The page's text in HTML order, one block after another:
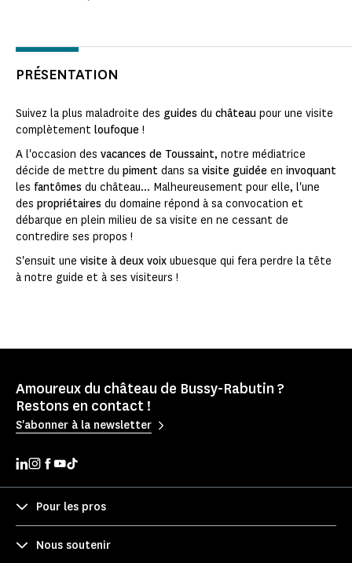
PRÉSENTATION
Suivez la plus maladroite des guides du château pour une visite
complètement loufoque !
A l'occasion des vacances de Toussaint, notre médiatrice
décide de mettre du piment dans sa visite guidée en invoquant
les fantômes du château... Malheureusement pour elle, l'une
des propriétaires du domaine répond à sa convocation et
débarque en plein milieu de sa visite en ne cessant de
contredire ses propos !
S'ensuit une visite à deux voix ubuesque qui fera perdre la tête
à notre guide et à ses visiteurs !
Amoureux du château de Bussy-Rabutin ?
Restons en contact !
S'abonner à la newsletter
Pour les pros
Nous soutenir